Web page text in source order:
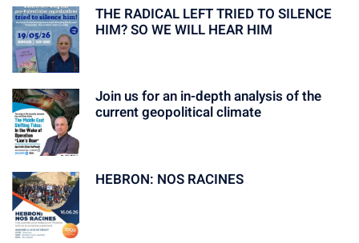
THE RADICAL LEFT TRIED TO SILENCE
HIM? SO WE WILL HEAR HIM
Join us for an in-depth analysis of the
current geopolitical climate
HEBRON: NOS RACINES